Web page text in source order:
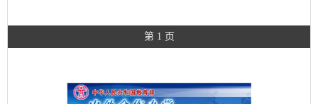
第 1 页